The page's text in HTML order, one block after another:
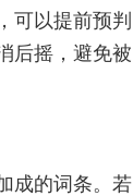
可以提前预判
后摇，避免被
成的词条。若